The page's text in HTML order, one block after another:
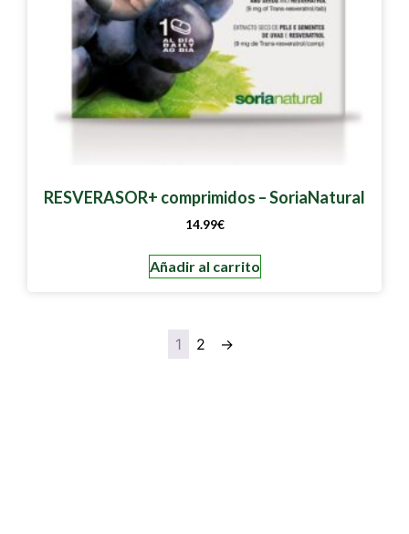
RESVERASOR+ comprimidos – SoriaNatural
14.99€
Añadir al carrito
1 2 →